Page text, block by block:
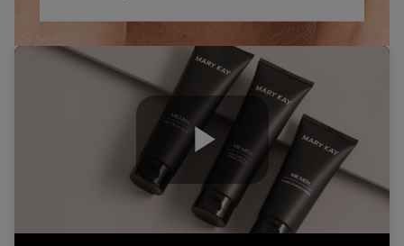
Play